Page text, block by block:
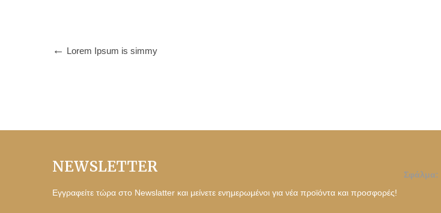
Lorem Ipsum is simmy
NEWSLETTER
Εγγραφείτε τώρα στο Newslatter και μείνετε ενημερωμένοι για νέα προϊόντα και προσφορές!
Σφάλμα: